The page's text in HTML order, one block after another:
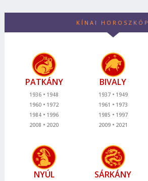
KÍNAI HOROSZKÓP
PATKÁNY
1936
1948
1960
1972
1984
1996
2008
2020
BIVALY
1937
1949
1961
1973
1985
1997
2009
2021
NYÚL SÁRKÁNY